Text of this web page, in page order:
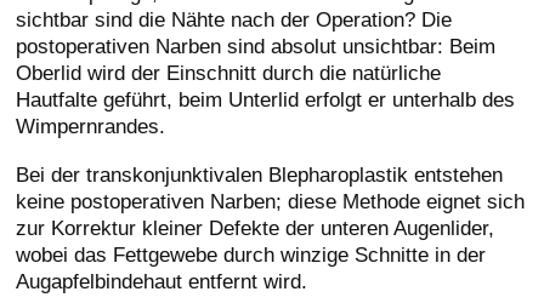
sichtbar sind die Nähte nach der Operation? Die
postoperativen Narben sind absolut unsichtbar: Beim
Oberlid wird der Einschnitt durch die natürliche
Hautfalte geführt, beim Unterlid erfolgt er unterhalb des
Wimpernrandes.
Bei der transkonjunktivalen Blepharoplastik entstehen
keine postoperativen Narben; diese Methode eignet sich
zur Korrektur kleiner Defekte der unteren Augenlider,
wobei das Fettgewebe durch winzige Schnitte in der
Augapfelbindehaut entfernt wird.